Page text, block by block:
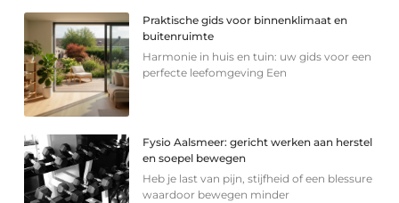
Praktische gids voor binnenklimaat en
buitenruimte
Harmonie in huis en tuin: uw gids voor een
perfecte leefomgeving Een
Fysio Aalsmeer: gericht werken aan herstel
en soepel bewegen
Heb je last van pijn, stijfheid of een blessure
waardoor bewegen minder